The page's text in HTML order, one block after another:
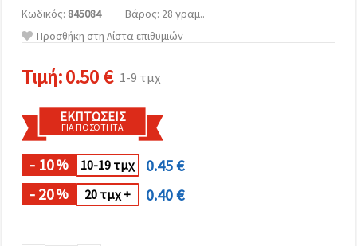
Μπορείτε
συμφωνήσετε
όλα τα
cookies
κλικ στον
ιστότοπο!
καθορίστε
προτιμήσεις
σας στις
ρυθμίσεις
Κωδικός: 845084
Βάρος: 28 γραμ..
Προσθήκη στη Λίστα επιθυμιών
Τιμή:0.50 € 1-9 τμχ
ΕΚΠΤΏΣΕΙΣ
ΓΙΑ ΠΟΣΌΤΗΤΑ
- 10% 10-19 τμχ
0.45 €
- 20% 20 τμχ + 0.40 €